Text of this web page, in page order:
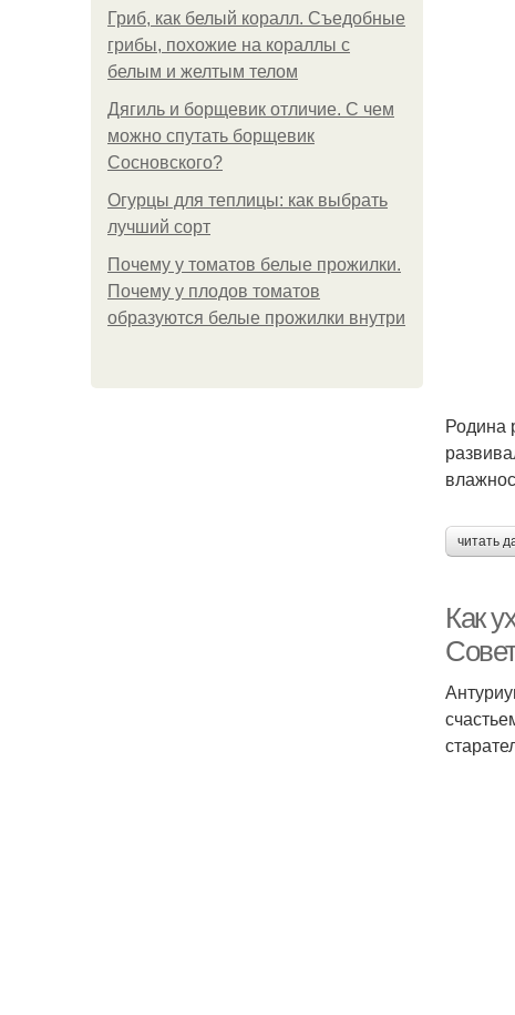
Гриб, как белый коралл. Съедобные
грибы, похожие на кораллы с
белым и желтым телом
Дягиль и борщевик отличие. С чем
можно спутать борщевик
Сосновского?
Огурцы для теплицы: как выбрать
лучший сорт
Почему у томатов белые прожилки.
Почему у плодов томатов
образуются белые прожилки внутри
Родина
читать
Как